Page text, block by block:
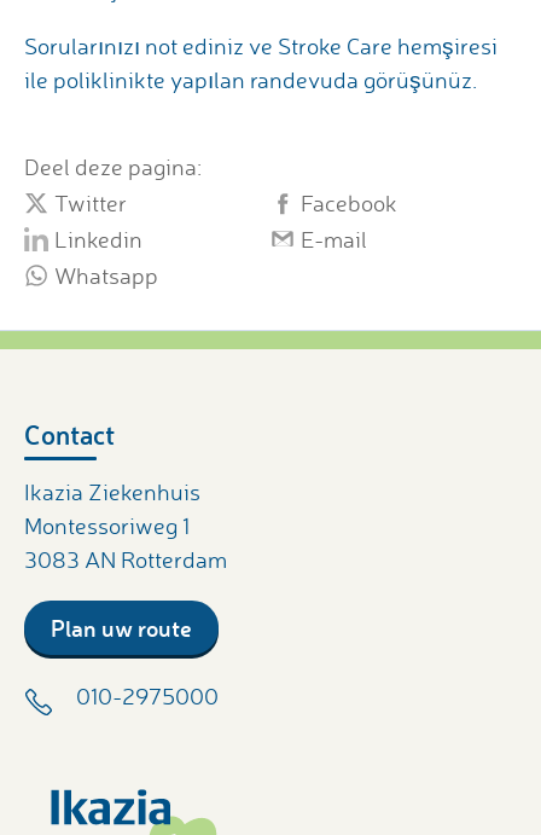
Sorularınızı not ediniz ve Stroke Care hemşiresi
ile poliklinikte yapılan randevuda görüşünüz.
Deel deze pagina:
Twitter
Facebook
Linkedin
E-mail
Whatsapp
Contact
Ikazia Ziekenhuis
Montessoriweg 1
3083 AN Rotterdam
Plan uw route
010-2975000